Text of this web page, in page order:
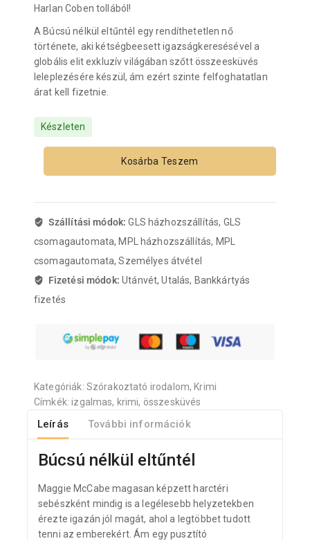
Harlan Coben tollából!
A Búcsú nélkül eltűntél egy rendíthetetlen nő
története, aki kétségbeesett igazságkeresésével a
globális elit exkluzív világában szőtt összeesküvés
leleplezésére készül, ám ezért szinte felfoghatatlan
árat kell fizetnie.
Készleten
Kosárba Teszem
Szállítási módok:GLS házhozszállítás, GLS
csomagautomata, MPL házhozszállítás, MPL
csomagautomata, Személyes átvétel
Fizetési módok:Utánvét, Utalás, Bankkártyás
fizetés
Kategóriák: Szórakoztató irodalom, Krimi
Címkék:izgalmas, krimi, összesküvés
Leírás További információk
Búcsú nélkül eltűntél
Maggie McCabe magasan képzett harctéri
sebészként mindig is a legélesebb helyzetekben
érezte igazán jól magát, ahol a legtöbbet tudott
tenni az emberekért. Ám egy pusztító